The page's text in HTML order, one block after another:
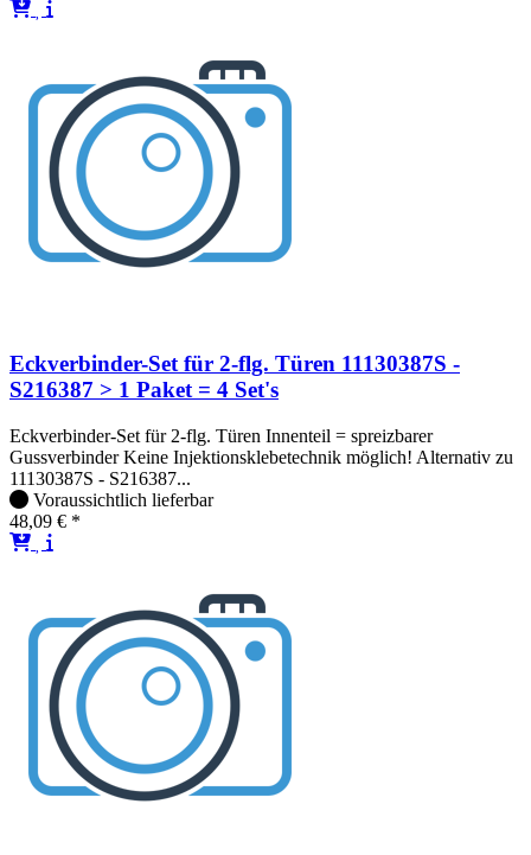
Eckverbinder-Set für 2-flg. Türen 11130387S -
S216387 > 1 Paket = 4 Set's
Eckverbinder-Set für 2-flg. Türen Innenteil = spreizbarer
Gussverbinder Keine Injektionsklebetechnik möglich! Alternativ zu
11130387S - S216387...
Voraussichtlich lieferbar
48,09 € *